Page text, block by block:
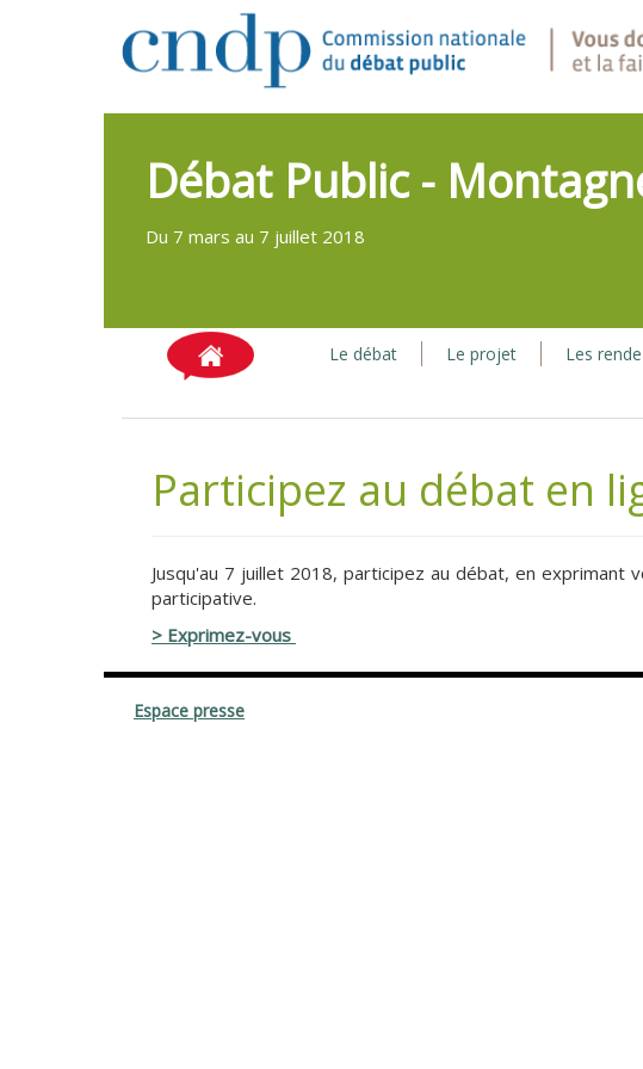
Débat Public -
Du 7 mars au 7 juillet 2018
Le débat Le projet Les
Participez au débat en
Jusqu'au 7 juillet 2018, participez au débat, en
participative.
> Exprimez-vous
Espace presse